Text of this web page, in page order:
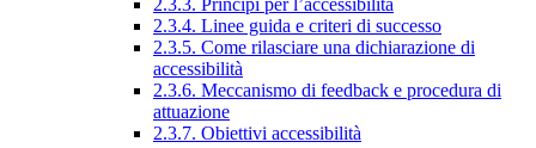
2.3.3. Principi per l’accessibilità
2.3.4. Linee guida e criteri di successo
2.3.5. Come rilasciare una dichiarazione di
accessibilità
2.3.6. Meccanismo di feedback e procedura di
attuazione
2.3.7. Obiettivi accessibilità